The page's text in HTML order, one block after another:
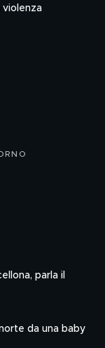
violenza
parla il
da una baby